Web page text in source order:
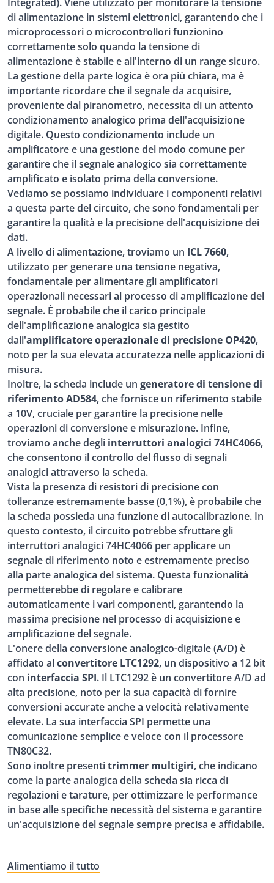
di alimentazione in sistemi elettronici, garantendo che i
microprocessori o microcontrollori funzionino
correttamente solo quando la tensione di
alimentazione è stabile e all'interno di un range sicuro.
La gestione della parte logica è ora più chiara, ma è
importante ricordare che il segnale da acquisire,
proveniente dal piranometro, necessita di un attento
condizionamento analogico prima dell'acquisizione
digitale. Questo condizionamento include un
amplificatore e una gestione del modo comune per
garantire che il segnale analogico sia correttamente
amplificato e isolato prima della conversione.
Vediamo se possiamo individuare i componenti relativi
a questa parte del circuito, che sono fondamentali per
garantire la qualità e la precisione dell'acquisizione dei
dati.
A livello di alimentazione, troviamo un ICL 7660,
utilizzato per generare una tensione negativa,
fondamentale per alimentare gli amplificatori
operazionali necessari al processo di amplificazione del
segnale. È probabile che il carico principale
dell'amplificazione analogica sia gestito
dall'amplificatore operazionale di precisione OP420,
noto per la sua elevata accuratezza nelle applicazioni di
misura.
Inoltre, la scheda include un generatore di tensione di
riferimento AD584, che fornisce un riferimento stabile
a 10V, cruciale per garantire la precisione nelle
operazioni di conversione e misurazione. Infine,
troviamo anche degli interruttori analogici 74HC4066,
che consentono il controllo del flusso di segnali
analogici attraverso la scheda.
Vista la presenza di resistori di precisione con
tolleranze estremamente basse (0,1%), è probabile che
la scheda possieda una funzione di autocalibrazione. In
questo contesto, il circuito potrebbe sfruttare gli
interruttori analogici 74HC4066 per applicare un
segnale di riferimento noto e estremamente preciso
alla parte analogica del sistema. Questa funzionalità
permetterebbe di regolare e calibrare
automaticamente i vari componenti, garantendo la
massima precisione nel processo di acquisizione e
amplificazione del segnale.
L'onere della conversione analogico-digitale (A/D) è
affidato alconvertitore LTC1292, un dispositivo a 12 bit
con interfaccia SPI. Il LTC1292 è un convertitore A/D ad
alta precisione, noto per la sua capacità di fornire
conversioni accurate anche a velocità relativamente
elevate. La sua interfaccia SPI permette una
comunicazione semplice e veloce con il processore
TN80C32.
Sono inoltre presentitrimmer multigiri, che indicano
come la parte analogica della scheda sia ricca di
regolazioni e tarature, per ottimizzare le performance
in base alle specifiche necessità del sistema e garantire
un'acquisizione del segnale sempre precisa e affidabile.
Alimentiamo il tutto